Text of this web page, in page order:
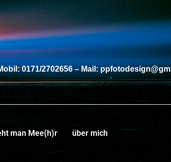
0171/2702656 – Mail:
man Mee(h)r über mich